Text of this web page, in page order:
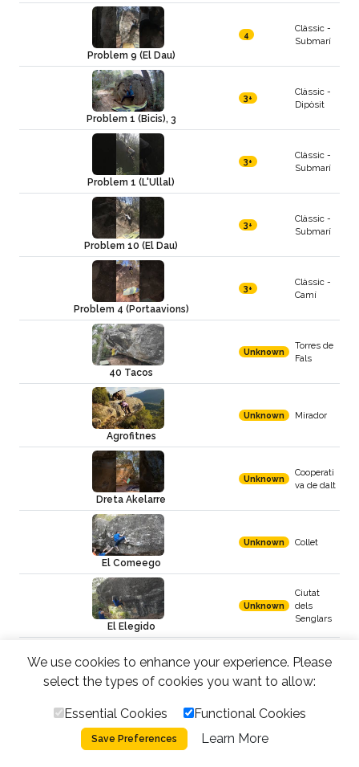
Problem 9 (El Dau)
4
Clàssic -
Submarí
Problem 1 (Bicis), 3
3+
Clàssic -
Dipòsit
Problem 1 (L'Ullal)
3+
Clàssic -
Submarí
Problem 10 (El Dau)
3+
Clàssic -
Submarí
Problem 4 (Portaavions)
3+
Clàssic -
Camí
40 Tacos
Unknown
Torres de
Fals
Agrofitnes
Unknown Mirador
Dreta Akelarre
Unknown
Cooperati
va de dalt
El Comeego
Unknown Collet
El Elegido
Unknown
Ciutat
dels
Senglars
El Fugitiu
Unknown
Mallenco
El Fugitiu sit
Unknown
We use cookies to enhance your experience. Please
select the types of cookies you want to allow:
Essential Cookies Functional Cookies
Save Preferences Learn More